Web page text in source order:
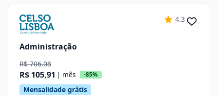
4.3
Administração
R$ 706,08
R$ 105,91 | mês -85%
Mensalidade grátis